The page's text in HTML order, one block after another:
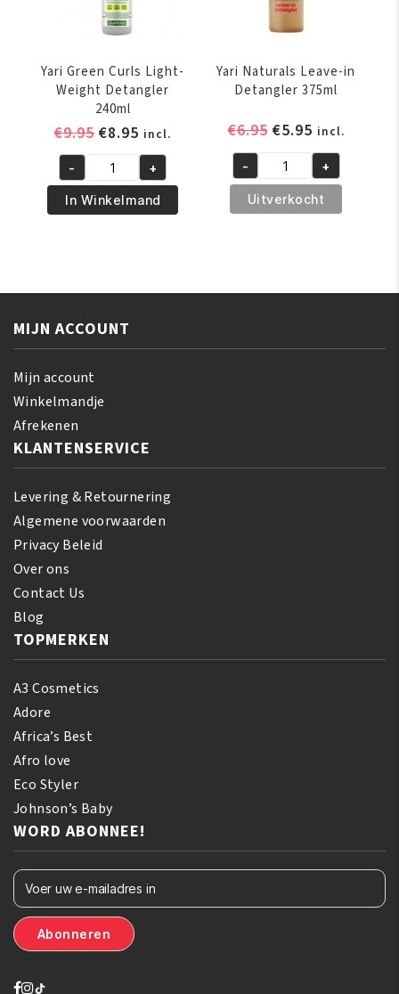
Yari Green Curls Light-
Weight Detangler
240ml
€9.95Oorspronkelijke
was:
€9.95.
€8.95 Huidige
prijs
is:
€8.95.
incl.
Yari
Green
Curls
aantal
- +
In Winkelmand
Yari Naturals Leave-in
Detangler 375ml
€6.95 Oorspronkelijke
was:
€6.95.
€5.95Huidige
prijs
is:
€5.95.
incl.
Yari
Naturals
Leave-
- +
Uitverkocht
MIJN ACCOUNT
Mijn account
Winkelmandje
Afrekenen
KLANTENSERVICE
Levering & Retournering
Algemene voorwaarden
Privacy Beleid
Over ons
Contact Us
Blog
TOPMERKEN
A3 Cosmetics
Adore
Africa’s Best
Afro love
Eco Styler
Johnson’s Baby
WORD ABONNEE!